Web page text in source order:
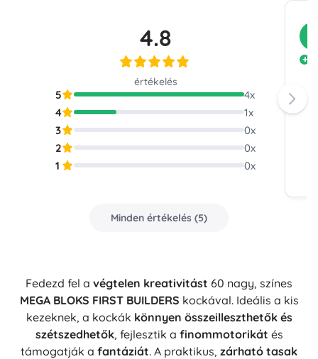
4.8
értékelés
5 4x
4
1x
3
0x
2
0x
1
0x
Minden értékelés (5)
Fedezd fel a végtelen kreativitást 60 nagy, színes
MEGA BLOKS FIRST BUILDERS kockával. Ideális a kis
kezeknek, a kockák könnyen összeilleszthetők és
szétszedhetők, fejlesztik a finommotorikát és
támogatják a fantáziát. A praktikus, zárható tasak